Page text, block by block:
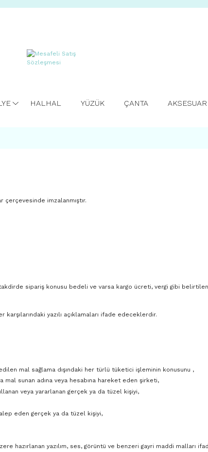
HALHAL YÜZÜK ÇANTA AKSESUAR
çerçevesinde imzalanmıştır.
sipariş konusu bedeli ve varsa kargo ücreti, vergi gibi
karşılarındaki yazılı açıklamaları ifade edeceklerdir.
mal sağlama dışındaki her türlü tüketici işleminin konusunu ,
sunan adına veya hesabına hareket eden şirketi,
veya yararlanan gerçek ya da tüzel kişiyi,
eden gerçek ya da tüzel kişiyi,
hazırlanan yazılım, ses, görüntü ve benzeri gayri maddi malları